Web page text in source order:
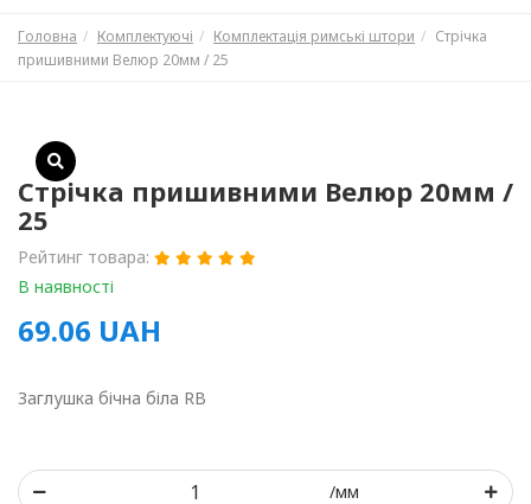
Головна Комплектуючі Комплектація римські штори
Стрічка
пришивними Велюр 20мм / 25
Стрічка пришивними Велюр 20мм /
25
Рейтинг товара:
В наявності
69.06 UAH
Заглушка бічна біла RB
/мм